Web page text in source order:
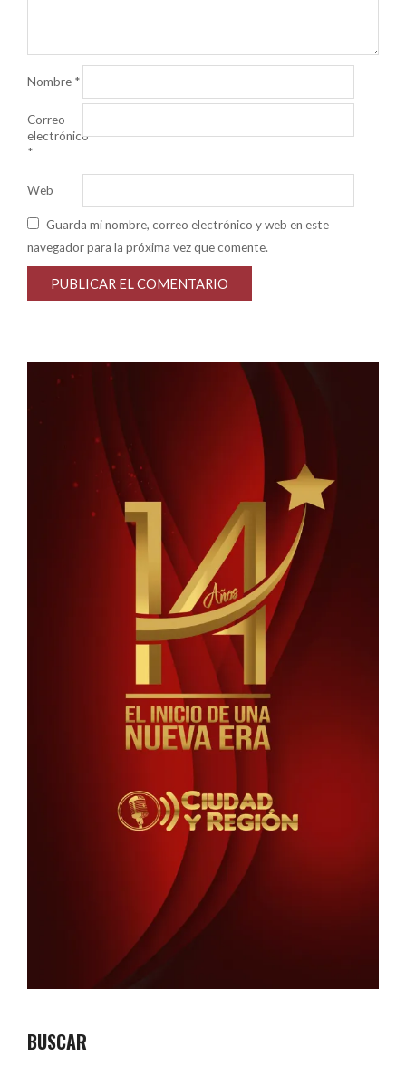
Nombre *
Correo
electrónico
*
Web
Guarda mi nombre, correo electrónico y web en este
navegador para la próxima vez que comente.
BUSCAR